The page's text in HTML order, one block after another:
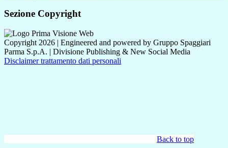
Sezione Copyright
Copyright 2026 | Engineered and powered by Gruppo Spaggiari
Parma S.p.A. | Divisione Publishing & New Social Media
Disclaimer trattamento dati personali
Back to top